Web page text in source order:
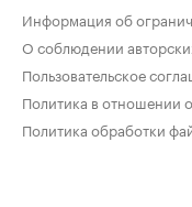
Информация об
О соблюдении
Пользовательское
Политика в отношении
Политика обработки